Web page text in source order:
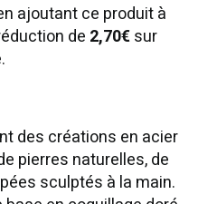
ajoutant ce produit à
de 2,70€sur
des créations en acier
pierres naturelles, de
sculptés à la main.